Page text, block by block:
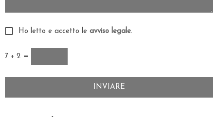
Ho letto e accetto le avviso legale.
7 + 2 =